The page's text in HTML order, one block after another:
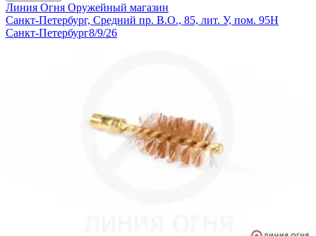
Линия Огня Оружейный магазин
Санкт-Петербург, Средний пр. В.О., 85, лит. У, пом. 95Н
Санкт-Петербург8/9/26